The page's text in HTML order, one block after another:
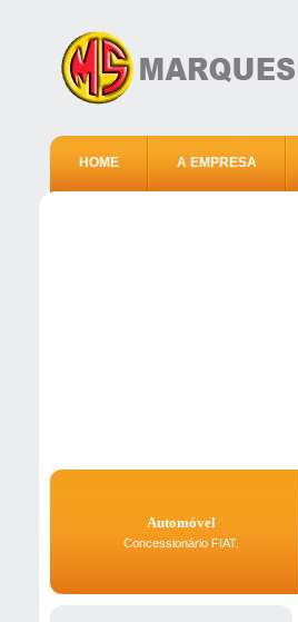
HOME A EMPRESA
Automóvel
Concessionário FIAT.